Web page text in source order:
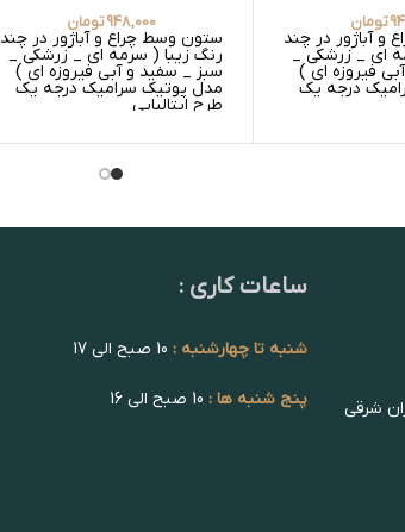
تومان
آباژور در چند
ای _ زرشکی _
فیروزه ای )
درجه یک
948,000تومان
ستون وسط چراغ و آباژور در چند
رنگ زیبا ( سرمه ای _ زرشکی _
سبز _ سفید و آبی فیروزه ای )
مدل پوتیک سرامیک درجه یک
طرح ایتالیایی
شرقی
ساعات کاری :
شنبه تا چهارشنبه :
پنج شنبه ها :